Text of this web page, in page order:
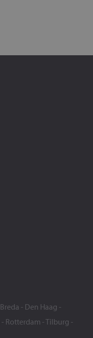
Breda - Den Haag -
- Rotterdam -Tilburg -